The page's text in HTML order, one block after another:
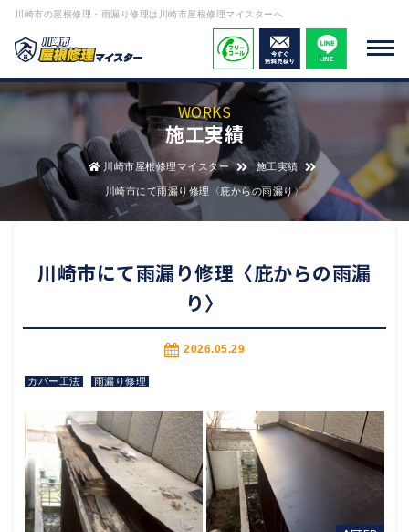
川崎市の屋根修理・雨漏り修理は川崎市屋根修理マイスターへ
WORKS
施工実績
川崎市屋根修理マイスター 施工実績
川崎市にて雨漏り修理〈庇からの雨漏り〉
川崎市にて雨漏り修理〈庇からの雨漏
り〉
2026.05.29
カバー工法 雨漏り修理